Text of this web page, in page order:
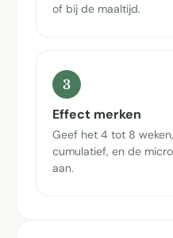
of bij de maaltijd.
3
Effect merken
Geef het 4 tot 8
cumulatief, en de
aan.